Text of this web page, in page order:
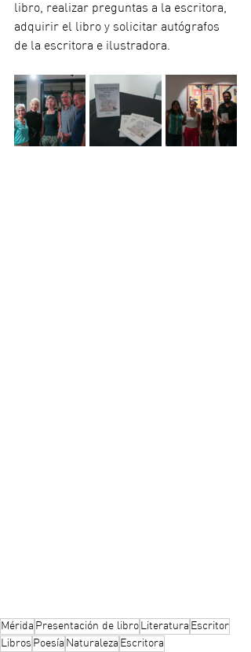
libro, realizar preguntas a la escritora,
adquirir el libro y solicitar autógrafos
de la escritora e ilustradora.
Mérida Presentación de libro Literatura Escritor
Libros Poesía Naturaleza Escritora